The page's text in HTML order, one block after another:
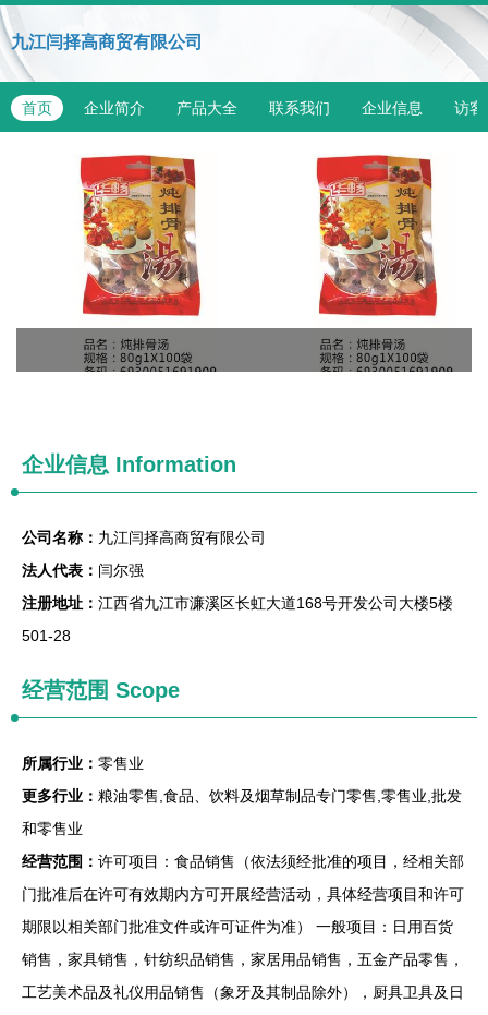
九江闫择高商贸有限公司
首页 企业简介 产品大全 联系我们 企业信息 访客
企业信息 Information
公司名称： 九江闫择高商贸有限公司
法人代表： 闫尔强
注册地址： 江西省九江市濂溪区长虹大道168号开发公司大楼5楼
501-28
经营范围 Scope
所属行业： 零售业
更多行业： 粮油零售,食品、饮料及烟草制品专门零售,零售业,批发
和零售业
经营范围： 许可项目：食品销售（依法须经批准的项目，经相关部
门批准后在许可有效期内方可开展经营活动，具体经营项目和许可
期限以相关部门批准文件或许可证件为准） 一般项目：日用百货
销售，家具销售，针纺织品销售，家居用品销售，五金产品零售，
工艺美术品及礼仪用品销售（象牙及其制品除外），厨具卫具及日